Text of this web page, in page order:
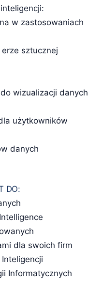
w zastosowaniach
sztucznej
wizualizacji danych
użytkowników
danych
DO:
dla swoich firm
Informatycznych